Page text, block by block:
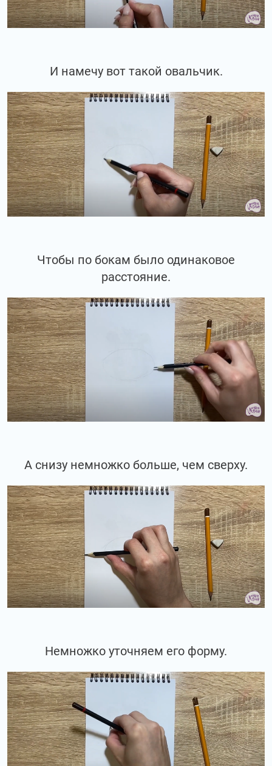
И намечу вот такой овальчик.
Чтобы по бокам было одинаковое
расстояние.
А снизу немножко больше, чем сверху.
Немножко уточняем его форму.